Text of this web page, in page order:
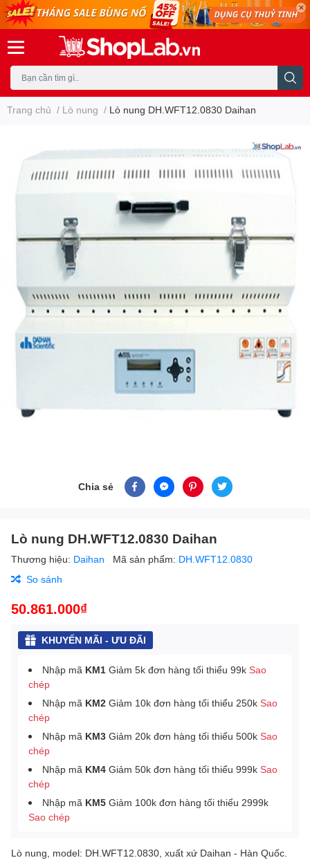
Trang chủ / Lò nung / Lò nung DH.WFT12.0830 Daihan
Chia sẻ
Lò nung DH.WFT12.0830 Daihan
Thương hiệu: Daihan Mã sản phẩm: DH.WFT12.0830
So sánh
50.861.000₫
KHUYẾN MÃI - ƯU ĐÃI
Nhập mã KM1 Giảm 5k đơn hàng tối thiểu 99k Sao
chép
Nhập mã KM2 Giảm 10k đơn hàng tối thiểu 250k Sao
chép
Nhập mã KM3 Giảm 20k đơn hàng tối thiểu 500k Sao
chép
Nhập mã KM4 Giảm 50k đơn hàng tối thiểu 999k Sao
chép
Nhập mã KM5 Giảm 100k đơn hàng tối thiểu 2999k
Sao chép
Lò nung, model: DH.WFT12.0830, xuất xứ Daihan - Hàn Quốc.